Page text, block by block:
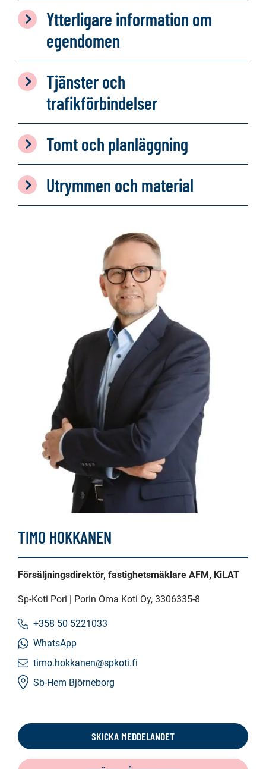
Ytterligare information om
egendomen
Tjänster och
trafikförbindelser
Tomt och planläggning
Utrymmen och material
TIMO HOKKANEN
Försäljningsdirektör, fastighetsmäklare AFM, KiLAT
Sp-Koti Pori | Porin Oma Koti Oy, 3306335-8
+358 50 5221033
WhatsApp
timo.hokkanen@spkoti.fi
Sb-Hem Björneborg
SKICKA MEDDELANDET